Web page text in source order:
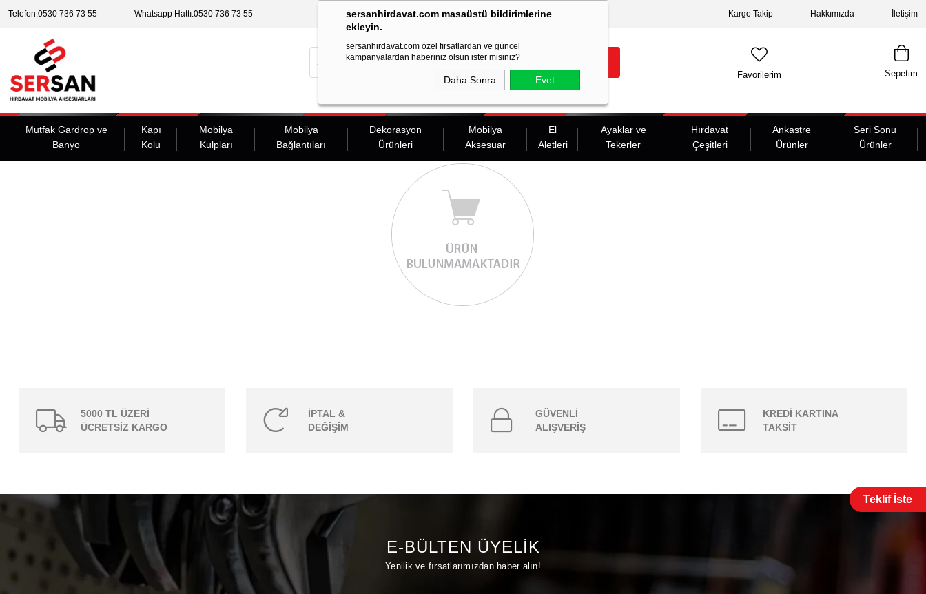
sersanhirdavat.com masaüstü bildirimlerine
ekleyin.
sersanhirdavat.com özel fırsatlardan ve güncel
kampanyalardan haberiniz olsun ister misiniz?
Daha Sonra Evet
Telefon:0530 736 73 55 Whatsapp Hattı:0530 736 73 55 Kargo Takip Hakkımızda İletişim
Teklif İste
Sepetim
Favorilerim
Mutfak Gardrop ve
Banyo
Kapı
Kolu
Mobilya
Kulpları
Mobilya
Bağlantıları
Dekorasyon
Ürünleri
Mobilya
Aksesuar
El
Aletleri
Ayaklar ve
Tekerler
Hırdavat
Çeşitleri
Ankastre
Ürünler
Seri Sonu
Ürünler
5000 TL ÜZERİ
ÜCRETSİZ KARGO
İPTAL &
DEĞİŞİM
GÜVENLİ
ALIŞVERİŞ
KREDİ KARTINA
TAKSİT
E-BÜLTEN ÜYELİK
Yenilik ve fırsatlarımızdan haber alın!